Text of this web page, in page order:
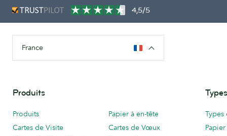
4,5/5
France
Produits
Produits
Cartes de Visite
Papier à en-tête
Cartes de Vœux